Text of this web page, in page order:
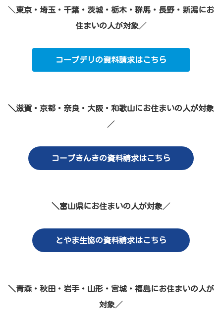
＼東京・埼玉・千葉・茨城・栃木・群馬・長野・新潟にお
住まいの人が対象／
コープデリの資料請求はこちら
＼滋賀・京都・奈良・大阪・和歌山にお住まいの人が対象
／
コープきんきの資料請求はこちら
＼富山県にお住まいの人が対象 ／
とやま生協の資料請求はこちら
＼青森・秋田・岩手・山形・宮城・福島にお住まいの人が
対象 ／